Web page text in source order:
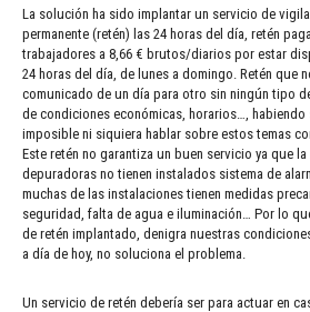
La solución ha sido implantar un servicio de
permanente (retén) las 24 horas del día, retén
trabajadores a 8,66 € brutos/diarios por estar
24 horas del día, de lunes a domingo. Retén que
comunicado de un día para otro sin ningún tipo
de condiciones económicas, horarios…, habiendo
imposible ni siquiera hablar sobre estos temas
Este retén no garantiza un buen servicio ya que
depuradoras no tienen instalados sistema de
muchas de las instalaciones tienen medidas
seguridad, falta de agua e iluminación… Por lo
de retén implantado, denigra nuestras
a día de hoy, no soluciona el problema.
Un servicio de retén debería ser para actuar en